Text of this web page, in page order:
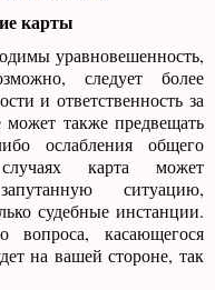
карты
уравновешенность,
следует более
и ответственность за
также предвещать
ослабления общего
карта может
ситуацию,
судебные инстанции.
вопроса, касающегося
на вашей стороне, так